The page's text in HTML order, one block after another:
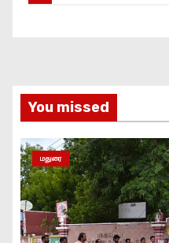
You missed
மதுரை